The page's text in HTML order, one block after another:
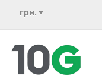
грн.